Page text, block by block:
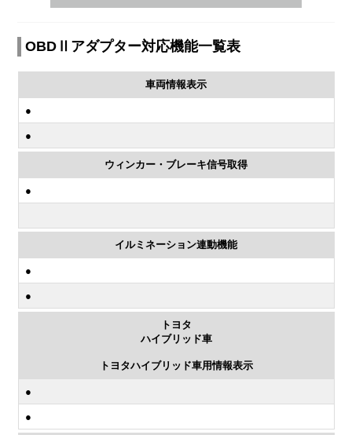
OBDⅡアダプター対応機能一覧表
車両情報表示
●
●
ウィンカー・ブレーキ信号取得
●
イルミネーション連動機能
●
●
トヨタ
ハイブリッド車
トヨタハイブリッド車用情報表示
●
●